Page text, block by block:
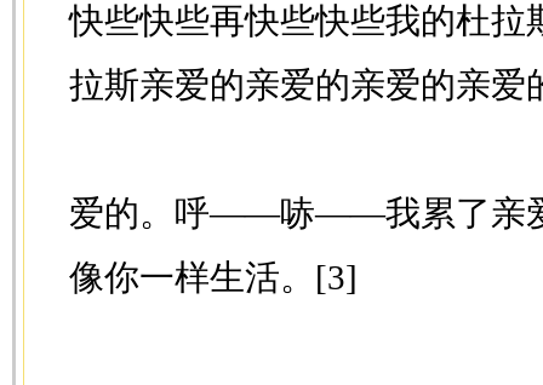
快些快些再快些快些我的杜拉
拉斯亲爱的亲爱的亲爱的亲爱
爱的。呼——哧——我累了亲
像你一样生活。[3]